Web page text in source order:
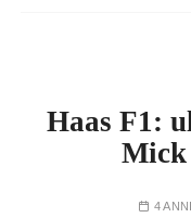
Haas F1:
Mick
4